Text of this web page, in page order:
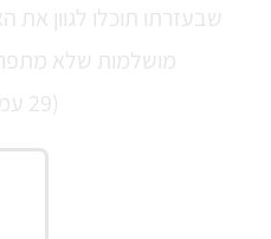
שבעזרתו תוכלו לגוון
מושלמות שלא
(29 עמודים)